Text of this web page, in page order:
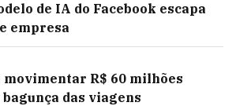
de IA do Facebook escapa
empresa
R$ 60 milhões
bagunça das viagens